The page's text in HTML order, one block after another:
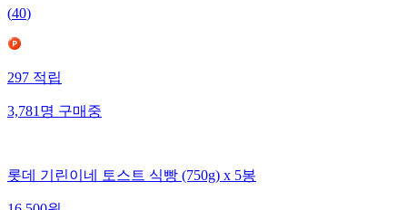
(40)
297적립
3,781명구매중
롯데 기린이네 토스트 식빵 (750g) x 5봉